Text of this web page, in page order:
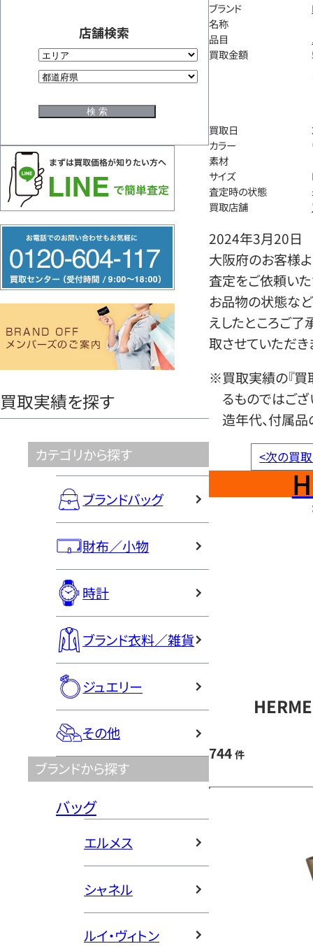
店舗検索
リ
ー
ヤ
買取実績を探す
カテゴリから探す
ブランドバッグ
財布／小物
時計
ブランド衣料／雑貨
ジュエリー
その他
ブランドから探す
バッグ
エルメス
シャネル
ルイ・ヴィトン
ブランド
名称
品目
買取金額
買取日
カラー
素材
サイズ
査定時の状態
買取店舗
2024年3月20日
大阪府のお客様
査定をご依頼いた
お品物の状態など
えしたところご
取させていただき
※買取実績の『買
るものではござ
造年代、付属品
<次の買
744 件